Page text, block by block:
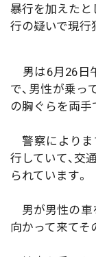
暴行を加えたと
行の疑いで現行
男は6月26日
で、男性が乗っ
の胸ぐらを両手
警察によりま
行していて、交
られています。
男が男性の車
向かって来てそ